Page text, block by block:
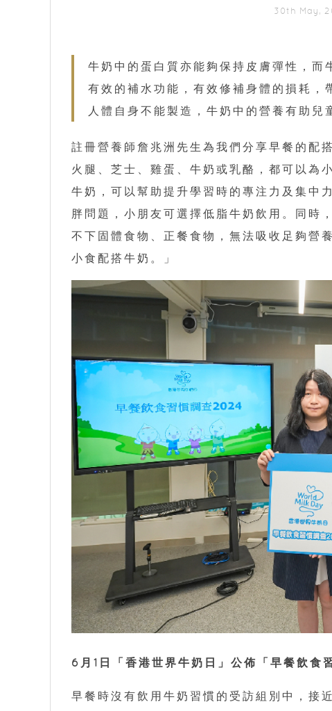
30th May,
牛奶中的蛋白質亦能夠保持皮膚彈性，而
有效的補水功能，有效修補身體的損耗，
人體自身不能製造，牛奶中的營養有助兒
註冊營養師詹兆洲先生為我們分享早餐的配
火腿、芝士、雞蛋、牛奶或乳酪，都可以為
牛奶，可以幫助提升學習時的專注力及集
胖問題，小朋友可選擇低脂牛奶飲用。同時
不下固體食物、正餐食物，無法吸收足夠營
小食配搭牛奶。」
6月1日「香港世界牛奶日」公佈「早餐飲食
早餐時沒有飲用牛奶習慣的受訪組別中，接